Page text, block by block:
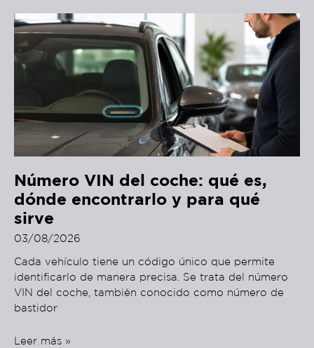
Número VIN del coche: qué es,
dónde encontrarlo y para qué
sirve
03/08/2026
Cada vehículo tiene un código único que permite
identificarlo de manera precisa. Se trata del número
VIN del coche, también conocido como número de
bastidor
Leer más »